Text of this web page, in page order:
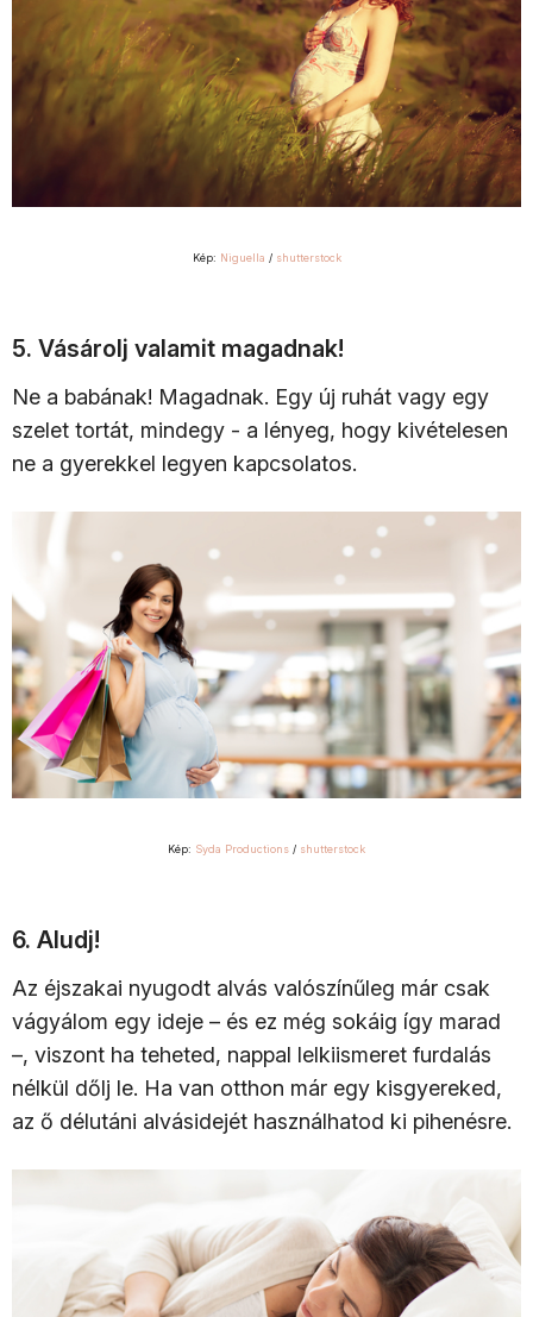
Kép: Niguella / shutterstock
5. Vásárolj valamit magadnak!
Ne a babának! Magadnak. Egy új ruhát vagy egy
szelet tortát, mindegy - a lényeg, hogy kivételesen
ne a gyerekkel legyen kapcsolatos.
Kép: Syda Productions / shutterstock
6. Aludj!
Az éjszakai nyugodt alvás valószínűleg már csak
vágyálom egy ideje – és ez még sokáig így marad
–, viszont ha teheted, nappal lelkiismeret furdalás
nélkül dőlj le. Ha van otthon már egy kisgyereked,
az ő délutáni alvásidejét használhatod ki pihenésre.